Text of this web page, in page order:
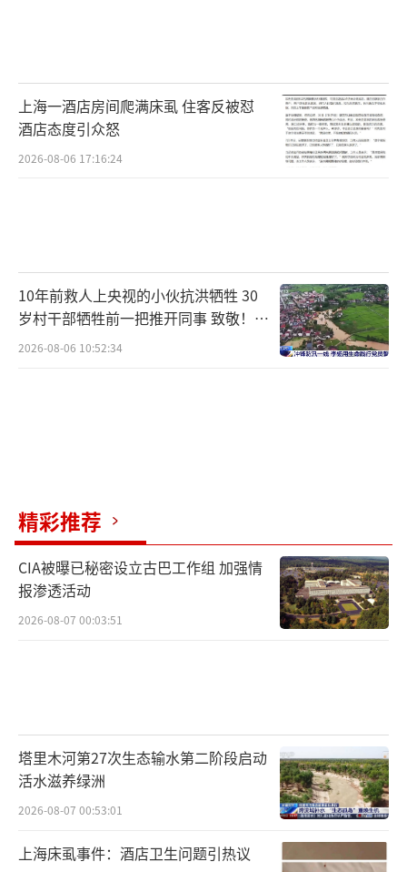
上海一酒店房间爬满床虱 住客反被怼
酒店态度引众怒
2026-08-06 17:16:24
10年前救人上央视的小伙抗洪牺牲 30
岁村干部牺牲前一把推开同事 致敬！送
别！
2026-08-06 10:52:34
精彩推荐
CIA被曝已秘密设立古巴工作组 加强情
报渗透活动
2026-08-07 00:03:51
塔里木河第27次生态输水第二阶段启动
活水滋养绿洲
2026-08-07 00:53:01
上海床虱事件：酒店卫生问题引热议